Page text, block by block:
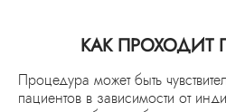
КАК ПРОХОДИТ
Процедура может быть
пациентов в зависимости от